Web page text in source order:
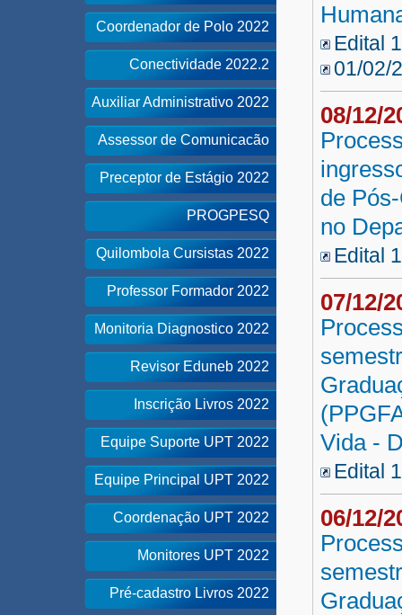
Coordenador de Polo 2022
Conectividade 2022.2
Auxiliar Administrativo 2022
Assessor de Comunicacão
Preceptor de Estágio 2022
PROGPESQ
Quilombola Cursistas 2022
Professor Formador 2022
Monitoria Diagnostico 2022
Revisor Eduneb 2022
Inscrição Livros 2022
Equipe Suporte UPT 2022
Equipe Principal UPT 2022
Coordenação UPT 2022
Monitores UPT 2022
Pré-cadastro Livros 2022
Edital
01/02/
08/12/
de
no
Edital
07/12/
Vida -
Edital
06/12/